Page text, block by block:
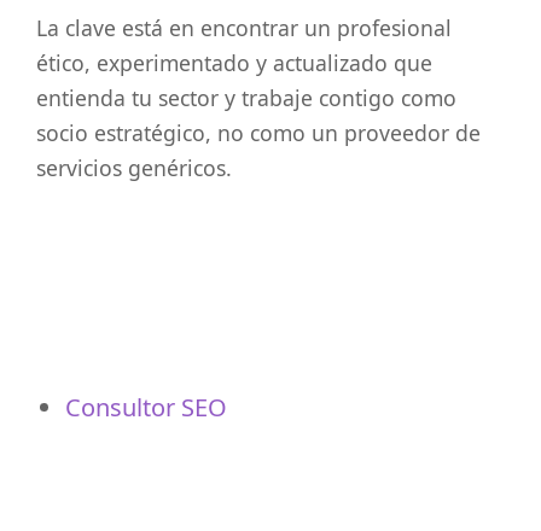
La clave está en encontrar un profesional
ético, experimentado y actualizado que
entienda tu sector y trabaje contigo como
socio estratégico, no como un proveedor de
servicios genéricos.
Consultor SEO